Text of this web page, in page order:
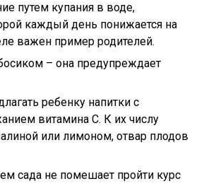
путем купания в воде,
каждый день понижается на
важен пример родителей.
– она предупреждает
ребенку напитки с
витамина C. К их числу
или лимоном, отвар плодов
сада не помешает пройти курс